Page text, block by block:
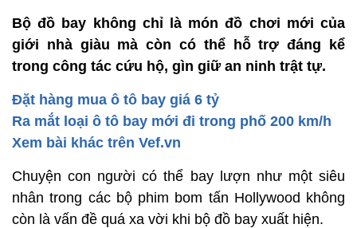
Bộ đồ bay không chỉ là món đồ chơi mới của
giới nhà giàu mà còn có thể hỗ trợ đáng kể
trong công tác cứu hộ, gìn giữ an ninh trật tự.
Đặt hàng mua ô tô bay giá 6 tỷ
Ra mắt loại ô tô bay mới đi trong phố 200 km/h
Xem bài khác trên Vef.vn
Chuyện con người có thể bay lượn như một siêu
nhân trong các bộ phim bom tấn Hollywood không
còn là vấn đề quá xa vời khi bộ đồ bay xuất hiện.